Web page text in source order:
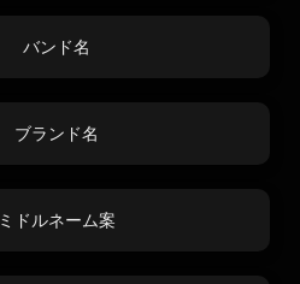
バンド名
ブランド名
ミドルネーム案